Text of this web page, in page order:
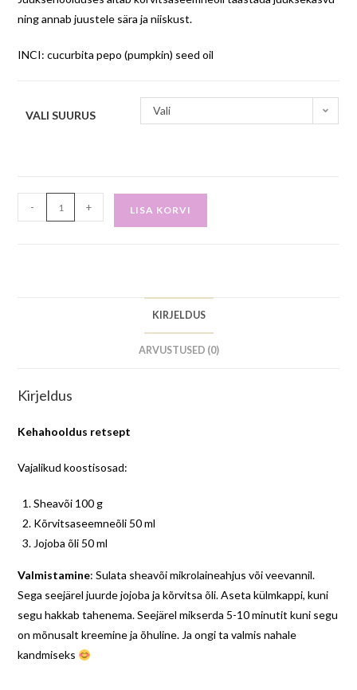
ning annab juustele sära ja niiskust.
INCI:cucurbita pepo (pumpkin) seed oil
VALI SUURUS Vali
- + LISA KORVI
KIRJELDUS
ARVUSTUSED (0)
Kirjeldus
Kehahooldus retsept
Vajalikud koostisosad:
Sheavõi 100 g
Kõrvitsaseemneõli 50 ml
Jojoba õli 50 ml
Valmistamine: Sulata sheavõi mikrolaineahjus või veevannil.
Sega seejärel juurde jojoba ja kõrvitsa õli. Aseta külmkappi, kuni
segu hakkab tahenema. Seejärel mikserda 5-10 minutit kuni segu
on mõnusalt kreemine ja õhuline. Ja ongi ta valmis nahale
kandmiseks